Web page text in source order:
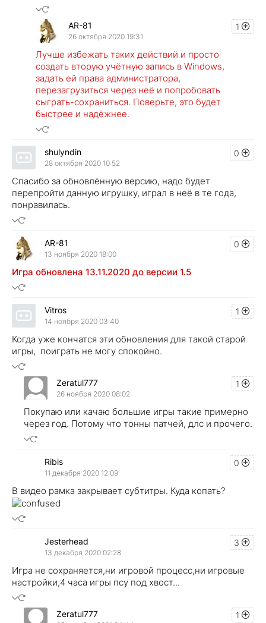
1
AR-81
26 октября 2020 19:31
Лучше избежать таких действий и просто
создать вторую учётную запись в Windows,
задать ей права администратора,
перезагрузиться через неё и попробовать
сыграть-сохраниться. Поверьте, это будет
быстрее и надёжнее.
0
shulyndin
28 октября 2020 10:52
Спасибо за обновлённую версию, надо будет
перепройти данную игрушку, играл в неё в те года,
понравилась.
0
AR-81
13 ноября 2020 18:00
Игра обновлена 13.11.2020 до версии 1.5
1
Vitros
14 ноября 2020 03:40
Когда уже кончатся эти обновления для такой старой
игры, поиграть не могу спокойно.
1
Zeratul777
26 ноября 2020 08:02
Покупаю или качаю большие игры такие примерно
через год. Потому что тонны патчей, длс и прочего.
0
Ribis
11 декабря 2020 12:09
В видео рамка закрывает субтитры. Куда копать?
3
Jesterhead
13 декабря 2020 02:28
Игра не сохраняется,ни игровой процесс,ни игровые
настройки,4 часа игры псу под хвост...
1
Zeratul777